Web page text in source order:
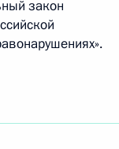
закон